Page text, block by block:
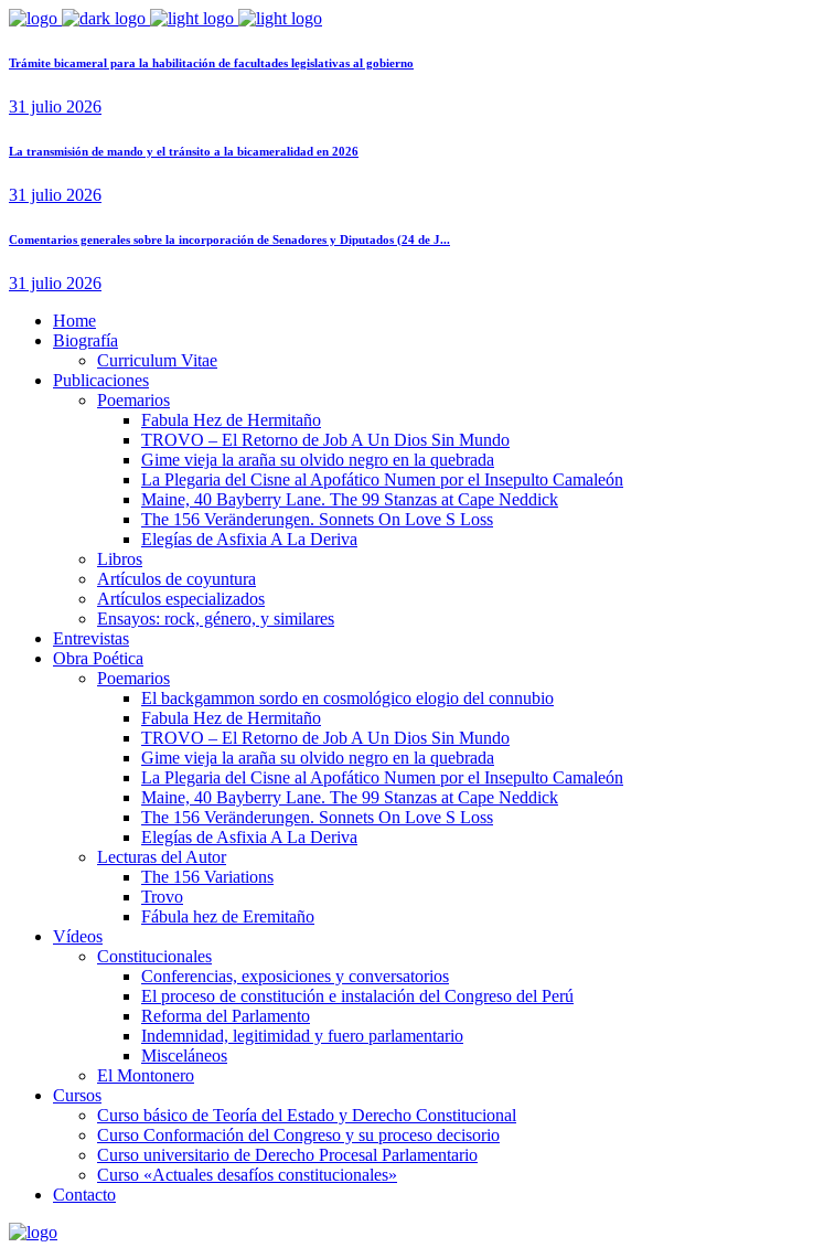
Trámite bicameral para la habilitación de facultades legislativas al gobierno
31 julio 2026
La transmisión de mando y el tránsito a la bicameralidad en 2026
31 julio 2026
Comentarios generales sobre la incorporación de Senadores y Diputados (24 de J...
31 julio 2026
Home
Biografía
Curriculum Vitae​
Publicaciones
Poemarios
Fabula Hez de Hermitaño
TROVO – El Retorno de Job A Un Dios Sin Mundo
Gime vieja la araña su olvido negro en la quebrada
La Plegaria del Cisne al Apofático Numen por el Insepulto Camaleón
Maine, 40 Bayberry Lane. The 99 Stanzas at Cape Neddick
The 156 Veränderungen. Sonnets On Love S Loss
Elegías de Asfixia A La Deriva
Libros
Artículos de coyuntura
Artículos especializados
Ensayos: rock, género, y similares
Entrevistas
Obra Poética
Poemarios
El backgammon sordo en cosmológico elogio del connubio
Fabula Hez de Hermitaño
TROVO – El Retorno de Job A Un Dios Sin Mundo
Gime vieja la araña su olvido negro en la quebrada
La Plegaria del Cisne al Apofático Numen por el Insepulto Camaleón
Maine, 40 Bayberry Lane. The 99 Stanzas at Cape Neddick
The 156 Veränderungen. Sonnets On Love S Loss
Elegías de Asfixia A La Deriva
Lecturas del Autor
The 156 Variations
Trovo
Fábula hez de Eremitaño
Vídeos
Constitucionales
Conferencias, exposiciones y conversatorios
El proceso de constitución e instalación del Congreso del Perú
Reforma del Parlamento
Indemnidad, legitimidad y fuero parlamentario
Misceláneos
El Montonero
Cursos
Curso básico de Teoría del Estado y Derecho Constitucional
Curso Conformación del Congreso y su proceso decisorio
Curso universitario de Derecho Procesal Parlamentario
Curso «Actuales desafíos constitucionales»
Contacto